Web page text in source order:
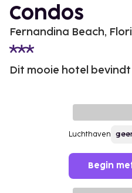
Condos
Fernandina Beach,
Dit mooie hotel bevindt
Luchthaven
Begin